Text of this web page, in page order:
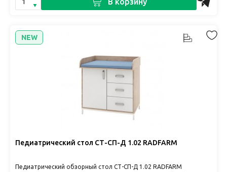
NEW
Педиатрический стол СТ-СП-Д 1.02 RADFARM
Педиатрический обзорный стол СТ-СП-Д 1.02 RADFARM